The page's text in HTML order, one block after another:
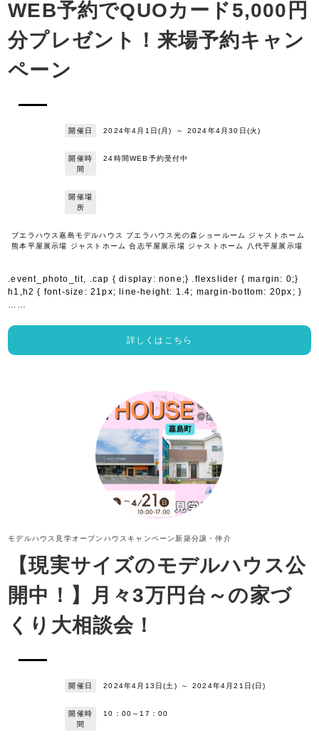
WEB予約でQUOカード5,000円
分プレゼント！来場予約キャン
ペーン
開催日 2024年4月1日(月) ～ 2024年4月30日(火)
開催時
間
24時間WEB予約受付中
開催場
所
ブエラハウス嘉島モデルハウス ブエラハウス光の森ショールーム ジャストホーム
熊本平屋展示場 ジャストホーム 合志平屋展示場 ジャストホーム 八代平屋展示場
.event_photo_tit, .cap { display: none;} .flexslider { margin: 0;}
h1,h2 { font-size: 21px; line-height: 1.4; margin-bottom: 20px; }
……
詳しくはこちら
モデルハウス見学オープンハウス キャンペーン新築分譲・仲介
【現実サイズのモデルハウス公
開中！】月々3万円台～の家づ
くり大相談会！
開催日 2024年4月13日(土) ～ 2024年4月21日(日)
開催時
間
10：00～17：00